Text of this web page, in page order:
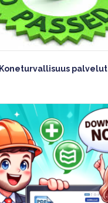
Koneturvallisuus palvelut